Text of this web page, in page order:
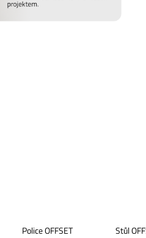
Police OFFSET Stůl